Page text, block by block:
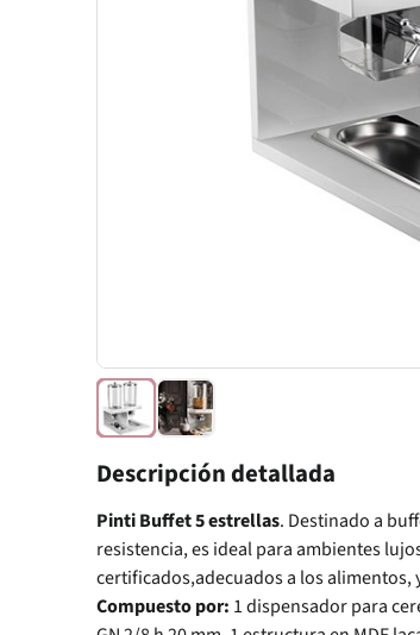
Descripción detallada
Pinti Buffet 5 estrellas. Destinado a
resistencia, es ideal para ambientes
certificados,adecuados a los
Compuesto por: 1 dispensador para